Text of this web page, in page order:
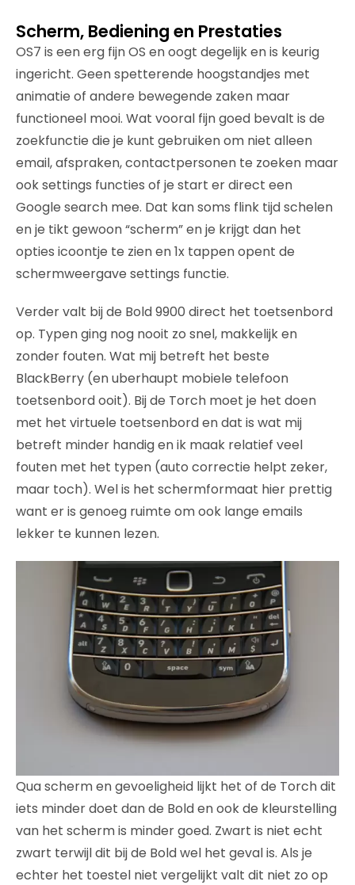
Scherm, Bediening en Prestaties
OS7 is een erg fijn OS en oogt degelijk en is keurig
ingericht. Geen spetterende hoogstandjes met
animatie of andere bewegende zaken maar
functioneel mooi. Wat vooral fijn goed bevalt is de
zoekfunctie die je kunt gebruiken om niet alleen
email, afspraken, contactpersonen te zoeken maar
ook settings functies of je start er direct een
Google search mee. Dat kan soms flink tijd schelen
en je tikt gewoon “scherm” en je krijgt dan het
opties icoontje te zien en 1x tappen opent de
schermweergave settings functie.
Verder valt bij de Bold 9900 direct het toetsenbord
op. Typen ging nog nooit zo snel, makkelijk en
zonder fouten. Wat mij betreft het beste
BlackBerry (en uberhaupt mobiele telefoon
toetsenbord ooit). Bij de Torch moet je het doen
met het virtuele toetsenbord en dat is wat mij
betreft minder handig en ik maak relatief veel
fouten met het typen (auto correctie helpt zeker,
maar toch). Wel is het schermformaat hier prettig
want er is genoeg ruimte om ook lange emails
lekker te kunnen lezen.
Qua scherm en gevoeligheid lijkt het of de Torch dit
iets minder doet dan de Bold en ook de kleurstelling
van het scherm is minder goed. Zwart is niet echt
zwart terwijl dit bij de Bold wel het geval is. Als je
echter het toestel niet vergelijkt valt dit niet zo op